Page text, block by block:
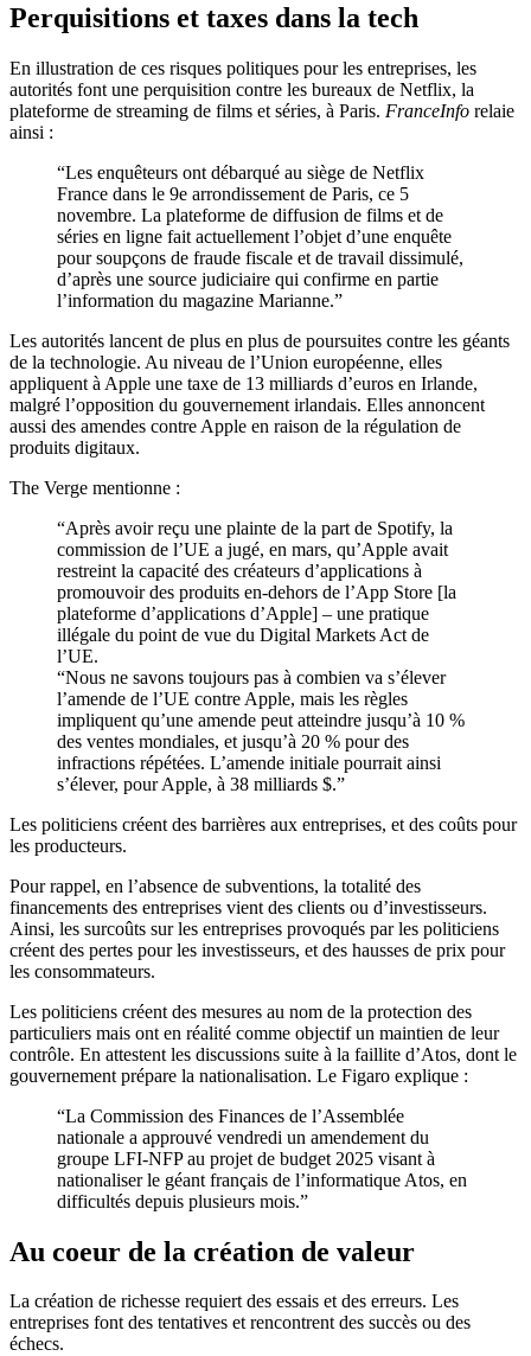
Perquisitions et taxes dans la tech
En illustration de ces risques politiques pour les entreprises, les
autorités font une perquisition contre les bureaux de Netflix, la
plateforme de streaming de films et séries, à Paris. FranceInfo relaie
ainsi :
“Les enquêteurs ont débarqué au siège de Netflix
France dans le 9e arrondissement de Paris, ce 5
novembre. La plateforme de diffusion de films et de
séries en ligne fait actuellement l’objet d’une enquête
pour soupçons de fraude fiscale et de travail dissimulé,
d’après une source judiciaire qui confirme en partie
l’information du magazine Marianne.”
Les autorités lancent de plus en plus de poursuites contre les géants
de la technologie. Au niveau de l’Union européenne, elles
appliquent à Apple une taxe de 13 milliards d’euros en Irlande,
malgré l’opposition du gouvernement irlandais. Elles annoncent
aussi des amendes contre Apple en raison de la régulation de
produits digitaux.
The Verge mentionne :
“Après avoir reçu une plainte de la part de Spotify, la
commission de l’UE a jugé, en mars, qu’Apple avait
restreint la capacité des créateurs d’applications à
promouvoir des produits en-dehors de l’App Store [la
plateforme d’applications d’Apple] – une pratique
illégale du point de vue du Digital Markets Act de
l’UE.
“Nous ne savons toujours pas à combien va s’élever
l’amende de l’UE contre Apple, mais les règles
impliquent qu’une amende peut atteindre jusqu’à 10 %
des ventes mondiales, et jusqu’à 20 % pour des
infractions répétées. L’amende initiale pourrait ainsi
s’élever, pour Apple, à 38 milliards $.”
Les politiciens créent des barrières aux entreprises, et des coûts pour
les producteurs.
Pour rappel, en l’absence de subventions, la totalité des
financements des entreprises vient des clients ou d’investisseurs.
Ainsi, les surcoûts sur les entreprises provoqués par les politiciens
créent des pertes pour les investisseurs, et des hausses de prix pour
les consommateurs.
Les politiciens créent des mesures au nom de la protection des
particuliers mais ont en réalité comme objectif un maintien de leur
contrôle. En attestent les discussions suite à la faillite d’Atos, dont le
gouvernement prépare la nationalisation. Le Figaro explique :
“La Commission des Finances de l’Assemblée
nationale a approuvé vendredi un amendement du
groupe LFI-NFP au projet de budget 2025 visant à
nationaliser le géant français de l’informatique Atos, en
difficultés depuis plusieurs mois.”
Au coeur de la création de valeur
La création de richesse requiert des essais et des erreurs. Les
entreprises font des tentatives et rencontrent des succès ou des
échecs.